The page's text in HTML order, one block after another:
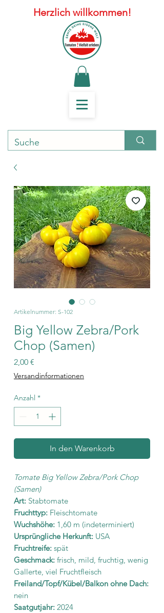
Herzlich willkommen!
Artikelnummer: S-102
Big Yellow Zebra/Pork
Chop (Samen)
2,00 €
Versandinformationen
Anzahl *
In den Warenkorb
Tomate Big Yellow Zebra/Pork Chop
(Samen)
Art: Stabtomate
Fruchttyp: Fleischtomate
Wuchshöhe: 1,60 m (indeterminiert)
Ursprüngliche Herkunft: USA
Fruchtreife: spät
Geschmack: frisch, mild, fruchtig, wenig
Gallerte, viel Fruchtfleisch
Freiland/Topf/Kübel/Balkon ohne Dach:
nein
Saatgutjahr: 2024